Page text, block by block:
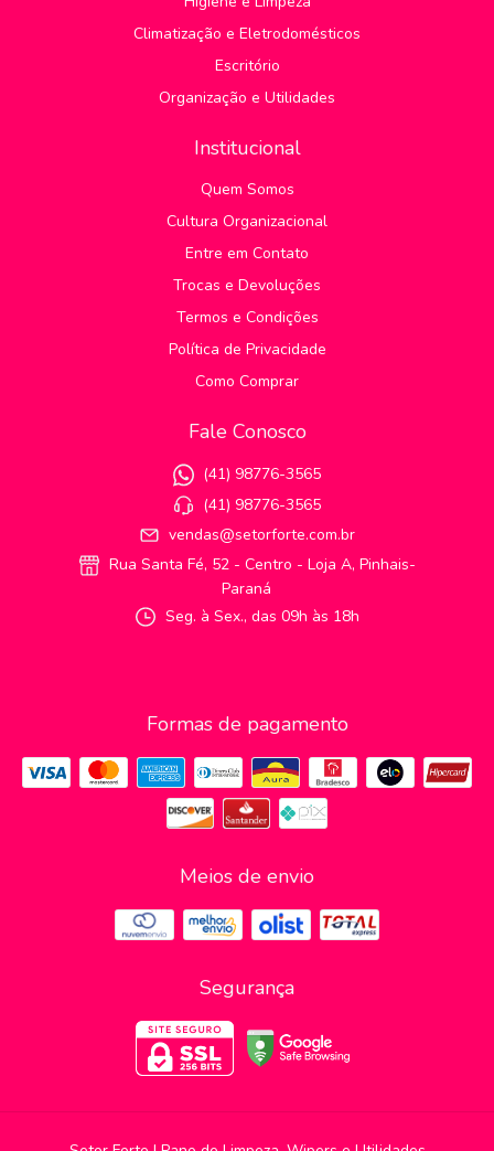
Climatização e Eletrodomésticos
Escritório
Organização e Utilidades
Institucional
Quem Somos
Cultura Organizacional
Entre em Contato
Trocas e Devoluções
Termos e Condições
Política de Privacidade
Como Comprar
Fale Conosco
(41) 98776-3565
(41) 98776-3565
vendas@setorforte.com.br
Rua Santa Fé, 52 - Centro - Loja A, Pinhais-
Paraná
Seg. à Sex., das 09h às 18h
Formas de pagamento
Meios de envio
Segurança